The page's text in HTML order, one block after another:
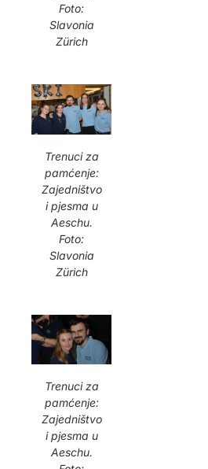
Foto:
Slavonia
Zürich
Trenuci za
pamćenje:
Zajedništvo
i pjesma u
Aeschu.
Foto:
Slavonia
Zürich
Trenuci za
pamćenje:
Zajedništvo
i pjesma u
Aeschu.